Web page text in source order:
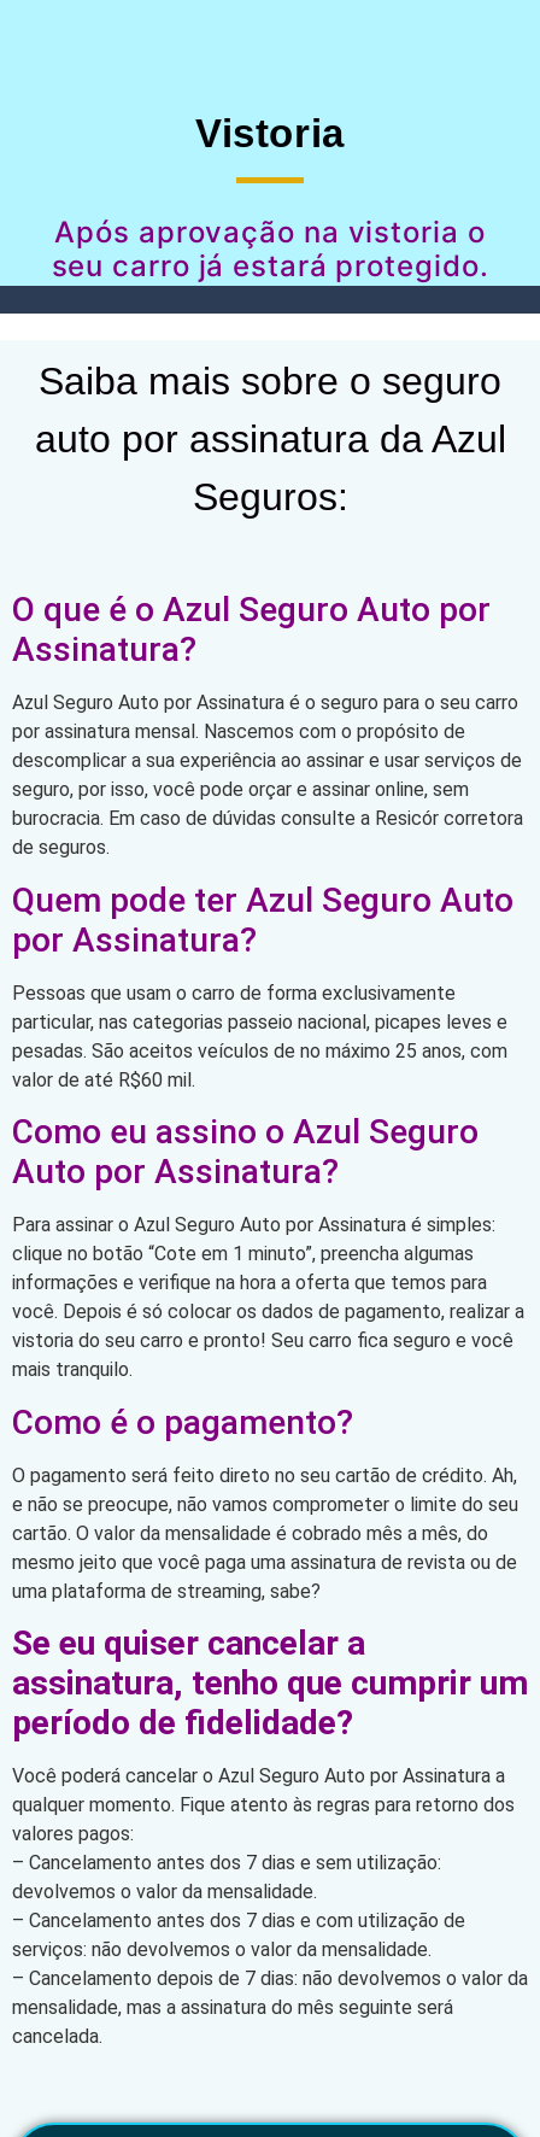
Vistoria
Após aprovação na vistoria o
seu carro já estará protegido.
Saiba mais sobre o seguro
auto por assinatura da Azul
Seguros:
O que é o Azul Seguro Auto por
Assinatura?
Azul Seguro Auto por Assinatura é o seguro para o seu carro
por assinatura mensal. Nascemos com o propósito de
descomplicar a sua experiência ao assinar e usar serviços de
seguro, por isso, você pode orçar e assinar online, sem
burocracia. Em caso de dúvidas consulte a Resicór corretora
de seguros.
Quem pode ter Azul Seguro Auto
por Assinatura?
Pessoas que usam o carro de forma exclusivamente
particular, nas categorias passeio nacional, picapes leves e
pesadas. São aceitos veículos de no máximo 25 anos, com
valor de até R$60 mil.
Como eu assino o Azul Seguro
Auto por Assinatura?
Para assinar o Azul Seguro Auto por Assinatura é simples:
clique no botão “Cote em 1 minuto”, preencha algumas
informações e verifique na hora a oferta que temos para
você. Depois é só colocar os dados de pagamento, realizar a
vistoria do seu carro e pronto! Seu carro fica seguro e você
mais tranquilo.
Como é o pagamento?
O pagamento será feito direto no seu cartão de crédito. Ah,
e não se preocupe, não vamos comprometer o limite do seu
cartão. O valor da mensalidade é cobrado mês a mês, do
mesmo jeito que você paga uma assinatura de revista ou de
uma plataforma de streaming, sabe?
Se eu quiser cancelar a
assinatura, tenho que cumprir um
período de fidelidade?
Você poderá cancelar o Azul Seguro Auto por Assinatura a
qualquer momento. Fique atento às regras para retorno dos
valores pagos:
– Cancelamento antes dos 7 dias e sem utilização:
devolvemos o valor da mensalidade.
– Cancelamento antes dos 7 dias e com utilização de
serviços: não devolvemos o valor da mensalidade.
– Cancelamento depois de 7 dias: não devolvemos o valor da
mensalidade, mas a assinatura do mês seguinte será
cancelada.